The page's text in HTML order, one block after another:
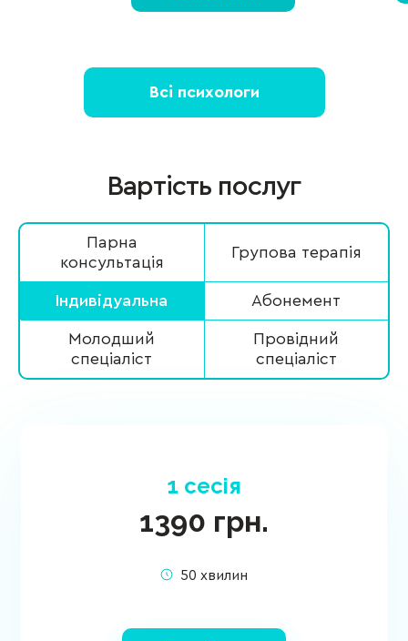
Всі психологи
Вартість послуг
Парна
консультація
Групова терапія
Індивідуальна Абонемент
Молодший
спеціаліст
Провідний
спеціаліст
1 сесія
1390 грн.
50 хвилин